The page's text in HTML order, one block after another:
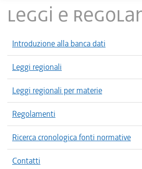
LEGGI E
Introduzione alla banca dati
Leggi regionali
Leggi regionali per materie
Regolamenti
Ricerca cronologica fonti normative
Contatti